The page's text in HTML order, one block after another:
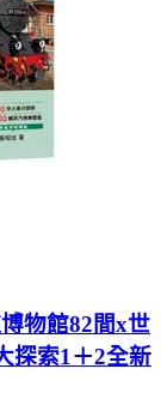
物館82間x世
探索1＋2全新